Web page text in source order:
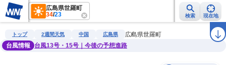
広島県世羅町
34/23 検索 現在地
雨雲レーダー 台風情報 地震情報 警報・注意報 ラ
トップ 2週間天気 中国 広島県
広島県世羅町
台風情報
台風13号・15号｜今後の予想進路